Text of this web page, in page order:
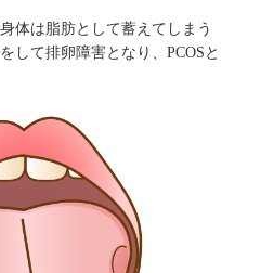
体は脂肪として蓄えてしまう
して排卵障害となり、PCOSと